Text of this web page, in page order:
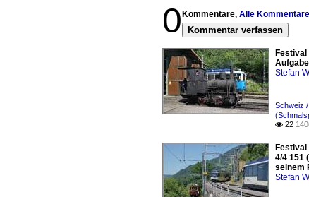
0 Kommentare, Alle Kommentare
Kommentar verfassen
Stefan
Schweiz
 22
4/4 151
seinem
Stefan